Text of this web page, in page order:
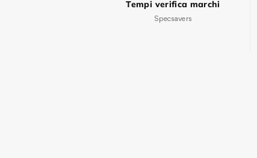
Tempi verifica marchi
Specsavers